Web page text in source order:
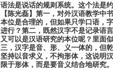
语法是说话的规则系统。这个法是
【 陈光磊】 第一，对外汉语教学中
本位是合理的，但如果只学口语，
进行？第二，既然汉字不是记录语
又可以是汉语研究的本位呢？里面
三，汉字是音、形、义一体的，但
坚持以音求义，不拘形体，这说明
限于形体，而是要音义结合地研究。